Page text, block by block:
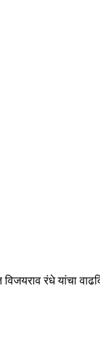
रंधे यांचा